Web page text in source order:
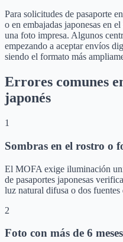
Para solicitudes de pasaporte
o en embajadas japonesas en
una foto impresa. Algunos
empezando a aceptar envíos
siendo el formato más
Errores comunes
japonés
1
Sombras en el rostro o
El MOFA exige iluminación
de pasaportes japonesas
luz natural difusa o dos
2
Foto con más de 6